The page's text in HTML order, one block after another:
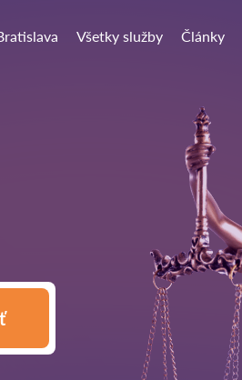
Všetky služby Články